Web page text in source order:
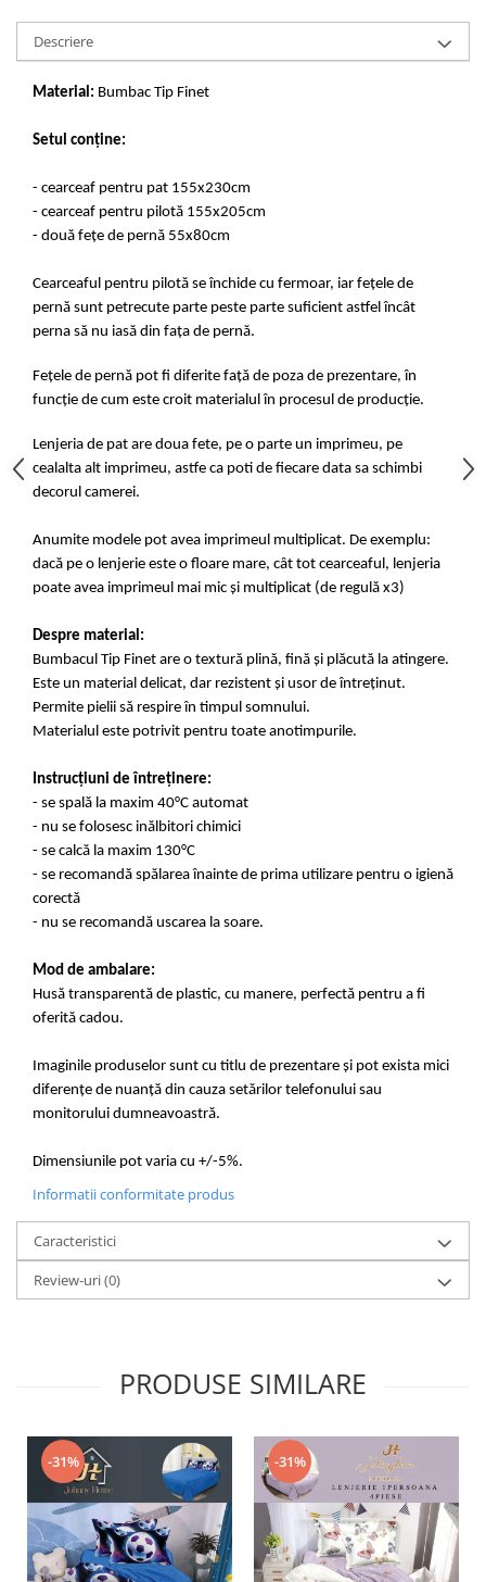
Descriere
Material: Bumbac Tip Finet
Setul conține:
- cearceaf pentru pat 155x230cm
- cearceaf pentru pilotă 155x205cm
- două fețe de pernă 55x80cm
Cearceaful pentru pilotă se închide cu fermoar, iar fețele de
pernă sunt petrecute parte peste parte suficient astfel încât
perna să nu iasă din fața de pernă.
Fețele de pernă pot fi diferite față de poza de prezentare, în
funcție de cum este croit materialul în procesul de producție.
Lenjeria de pat are doua fete, pe o parte un imprimeu, pe
cealalta alt imprimeu, astfe ca poti de fiecare data sa schimbi
decorul camerei.
Anumite modele pot avea imprimeul multiplicat. De exemplu:
dacă pe o lenjerie este o floare mare, cât tot cearceaful, lenjeria
poate avea imprimeul mai mic și multiplicat (de regulă x3)
Despre material:
Bumbacul Tip Finet are o textură plină, fină și plăcută la atingere.
Este un material delicat, dar rezistent și usor de întreținut.
Permite pielii să respire în timpul somnului.
Materialul este potrivit pentru toate anotimpurile.
Instrucțiuni de întreținere:
- se spală la maxim 40°C automat
- nu se folosesc inălbitori chimici
- se calcă la maxim 130°C
- se recomandă spălarea înainte de prima utilizare pentru o igienă
corectă
- nu se recomandă uscarea la soare.
Mod de ambalare:
Husă transparentă de plastic, cu manere, perfectă pentru a fi
oferită cadou.
Imaginile produselor sunt cu titlu de prezentare și pot exista mici
diferențe de nuanță din cauza setărilor telefonului sau
monitorului dumneavoastră.
Dimensiunile pot varia cu +/-5%.
Informatii conformitate produs
Caracteristici
Review-uri(0)
PRODUSE SIMILARE
-31% -31%